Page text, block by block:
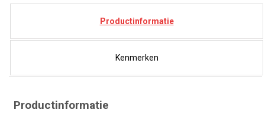
Productinformatie
Kenmerken
Productinformatie